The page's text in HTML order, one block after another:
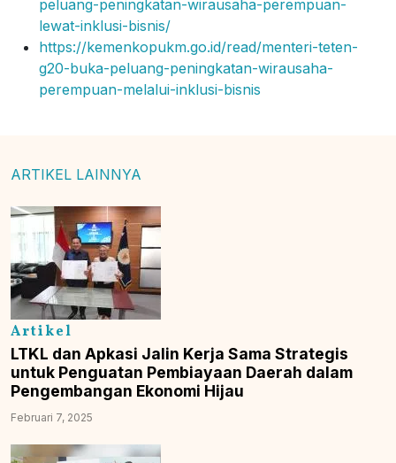
peluang-peningkatan-wirausaha-perempuan-
lewat-inklusi-bisnis/
https://kemenkopukm.go.id/read/menteri-teten-
g20-buka-peluang-peningkatan-wirausaha-
perempuan-melalui-inklusi-bisnis
ARTIKEL LAINNYA
Artikel
LTKL dan Apkasi Jalin Kerja Sama Strategis
untuk Penguatan Pembiayaan Daerah dalam
Pengembangan Ekonomi Hijau
Februari 7, 2025